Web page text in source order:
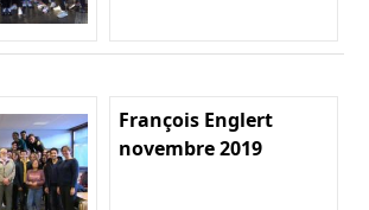
François Englert
novembre 2019